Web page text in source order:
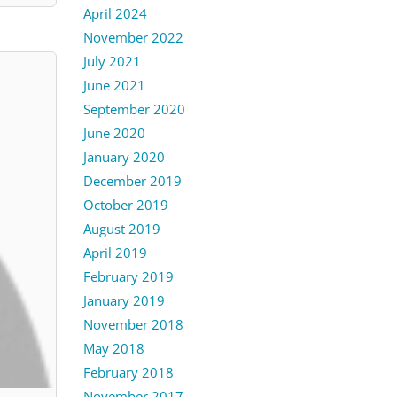
April 2024
November 2022
July 2021
June 2021
September 2020
June 2020
January 2020
December 2019
October 2019
August 2019
April 2019
February 2019
January 2019
November 2018
May 2018
February 2018